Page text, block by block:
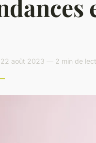
août 2023 — 2 min de